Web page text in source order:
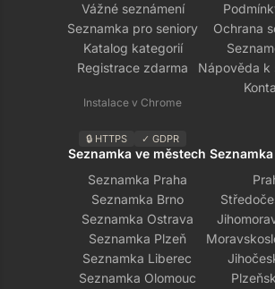
Vážné seznámení
Seznamka pro seniory
Katalog kategorií
Registrace zdarma
Instalace v Chrome
🔒 HTTPS ✓ GDPR
Ochrana
Nápověda k
Seznamka ve městech
Seznamka Praha
Seznamka Brno
Seznamka Ostrava
Seznamka Plzeň
Seznamka Liberec
Seznamka Olomouc